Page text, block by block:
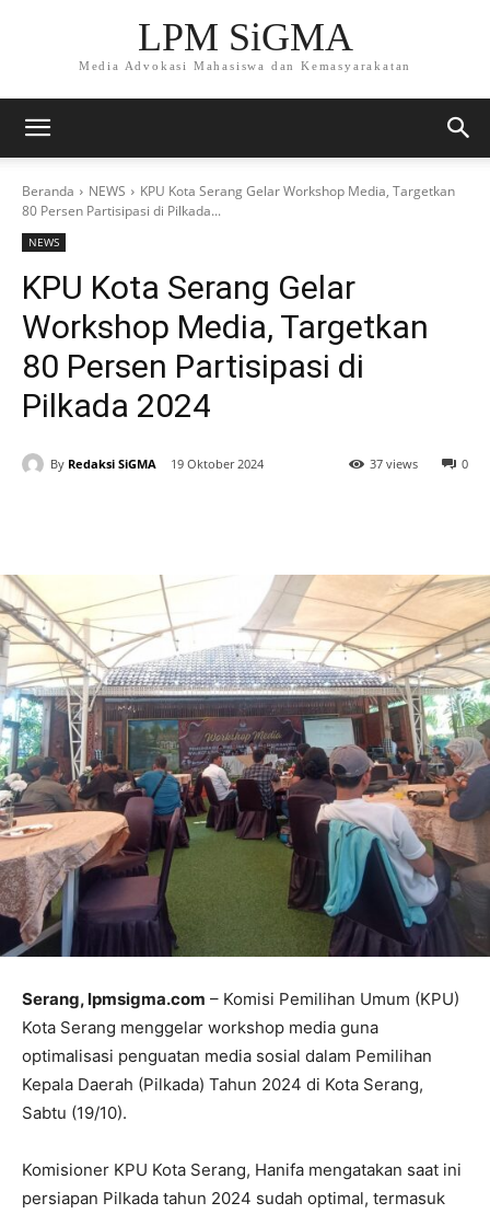
LPM SiGMA
Media Advokasi Mahasiswa dan Kemasyarakatan
Beranda NEWS
KPU Kota Serang Gelar Workshop Media, Targetkan
80 Persen Partisipasi di Pilkada...
NEWS
KPU Kota Serang Gelar
Workshop Media, Targetkan
80 Persen Partisipasi di
Pilkada 2024
By Redaksi SiGMA 19 Oktober 2024 0
37 views
Serang, lpmsigma.com – Komisi Pemilihan Umum (KPU)
Kota Serang menggelar workshop media guna
optimalisasi penguatan media sosial dalam Pemilihan
Kepala Daerah (Pilkada) Tahun 2024 di Kota Serang,
Sabtu (19/10).
Komisioner KPU Kota Serang, Hanifa mengatakan saat ini
persiapan Pilkada tahun 2024 sudah optimal, termasuk